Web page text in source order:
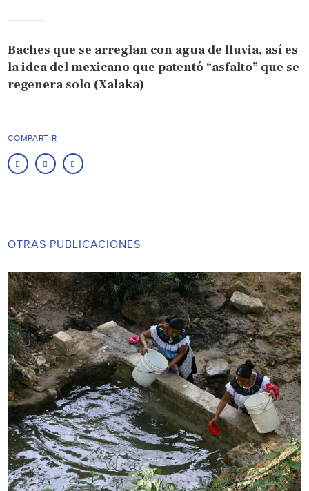
Baches que se arreglan con agua de lluvia, así es
la idea del mexicano que patentó “asfalto” que se
regenera solo (Xalaka)
COMPARTIR
OTRAS PUBLICACIONES